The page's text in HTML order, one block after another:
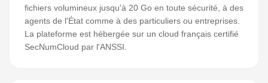
fichiers volumineux jusqu'à 20 Go en toute sécurité, à des
agents de l'État comme à des particuliers ou entreprises.
La plateforme est hébergée sur un cloud français certifié
SecNumCloud par l'ANSSI.